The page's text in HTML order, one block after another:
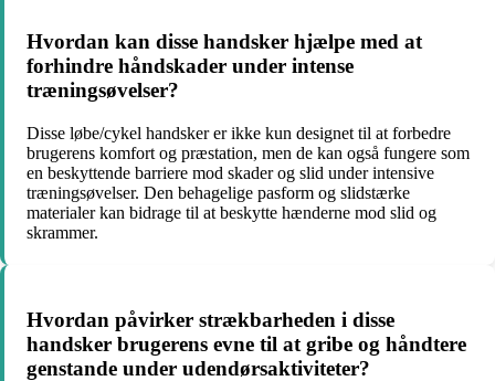
Hvordan kan disse handsker hjælpe med at
forhindre håndskader under intense
træningsøvelser?
Disse løbe/cykel handsker er ikke kun designet til at forbedre
brugerens komfort og præstation, men de kan også fungere som
en beskyttende barriere mod skader og slid under intensive
træningsøvelser. Den behagelige pasform og slidstærke
materialer kan bidrage til at beskytte hænderne mod slid og
skrammer.
Hvordan påvirker strækbarheden i disse
handsker brugerens evne til at gribe og håndtere
genstande under udendørsaktiviteter?